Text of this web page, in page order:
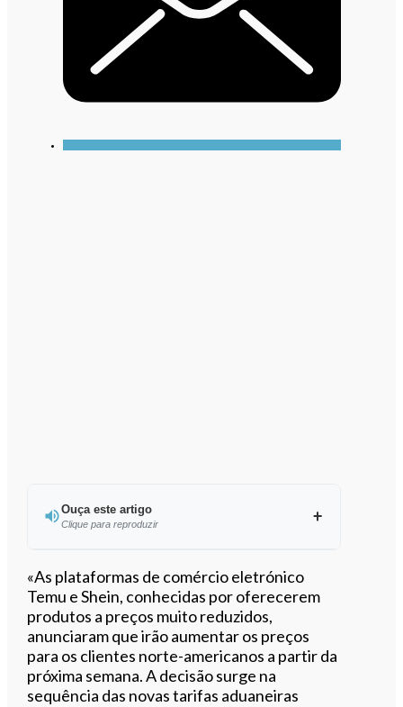
Ouça este artigo
Clique para reproduzir
Ouvir este artigo
«As plataformas de comércio eletrónico
Temu e Shein, conhecidas por oferecerem
produtos a preços muito reduzidos,
anunciaram que irão aumentar os preços
para os clientes norte-americanos a partir da
próxima semana. A decisão surge na
sequência das novas tarifas aduaneiras